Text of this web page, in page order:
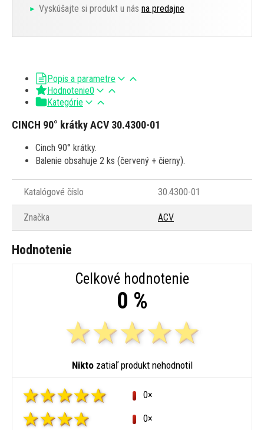
Vyskúšajte si produkt u nás na predajne
Popis a parametre
Hodnotenie0
Kategórie
CINCH 90° krátky ACV 30.4300-01
Cinch 90° krátky.
Balenie obsahuje 2 ks (červený + čierny).
Katalógové číslo 30.4300-01
Značka ACV
Hodnotenie
Celkové hodnotenie
0 %
Niktozatiaľ produkt nehodnotil
0×
0×